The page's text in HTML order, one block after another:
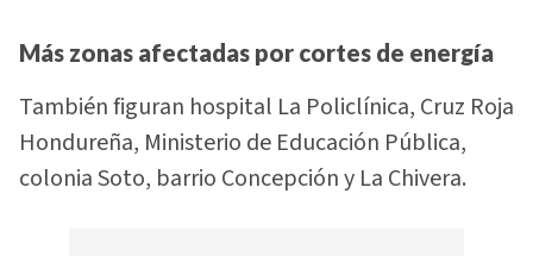
Más zonas afectadas por cortes de energía
También figuran hospital La Policlínica, Cruz Roja
Hondureña, Ministerio de Educación Pública,
colonia Soto, barrio Concepción y La Chivera.